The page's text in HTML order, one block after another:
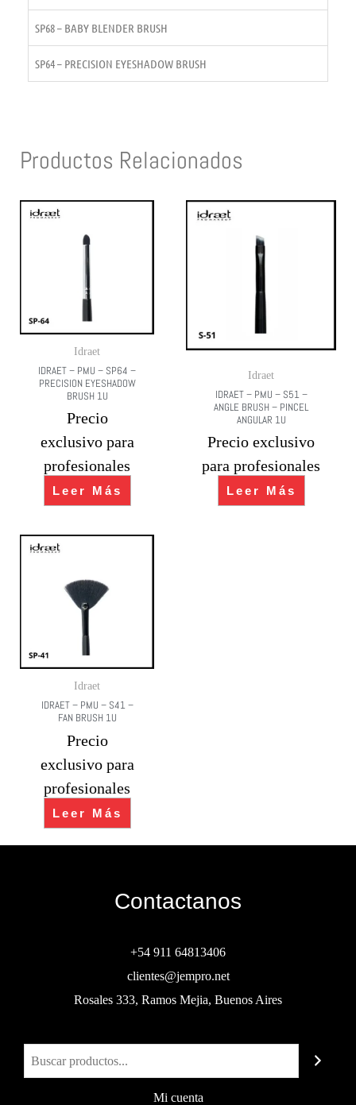
SP68 – BABY BLENDER BRUSH
SP64 – PRECISION EYESHADOW BRUSH
Productos Relacionados
Idraet
IDRAET – PMU – SP64 –
PRECISION EYESHADOW
BRUSH 1U
Precio
exclusivo para
profesionales
Leer Más
Idraet
IDRAET – PMU – S51 –
ANGLE BRUSH – PINCEL
ANGULAR 1U
Precio exclusivo
para profesionales
Leer Más
Idraet
IDRAET – PMU – S41 –
FAN BRUSH 1U
Precio
exclusivo para
profesionales
Leer Más
Contactanos
+54 911 64813406
clientes@jempro.net
Rosales 333, Ramos Mejia, Buenos Aires
Mi cuenta